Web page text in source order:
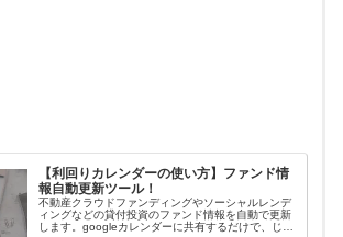
【利回りカレンダーの使い方】ファンド情
報自動更新ツール！
不動産クラウドファンディングやソーシャルレンデ
ィングなどの貸付投資のファンド情報を自動で更新
します。googleカレンダーに共有するだけで、じぇ